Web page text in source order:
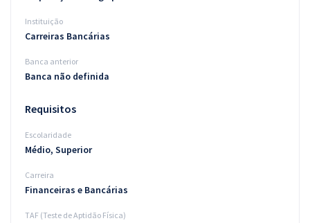
Aprovados
Atendimento
Instituição
Carreiras Bancárias
Banca anterior
Banca não definida
Requisitos
Escolaridade
Médio, Superior
Carreira
Financeiras e Bancárias
TAF (Teste de Aptidão Física)